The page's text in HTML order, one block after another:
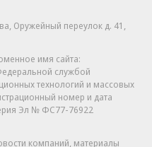
Оружейный переулок д. 41,
имя сайта:
службой
технологий и массовых
номер и дата
Эл № ФС77-76922
компаний, материалы